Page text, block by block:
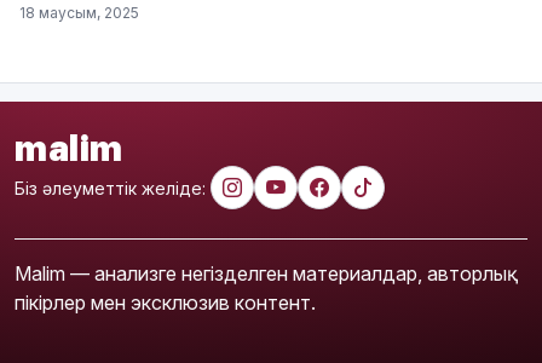
18 маусым, 2025
malim
Біз әлеуметтік желіде:
Malim — анализге негізделген материалдар, авторлық
пікірлер мен эксклюзив контент.